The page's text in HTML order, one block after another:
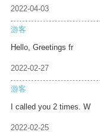
2022-04-03
游客
Hello, Greetings fr
2022-02-27
游客
I called you 2 times. W
2022-02-25